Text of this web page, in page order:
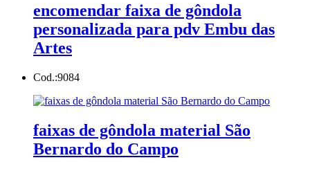
encomendar faixa de gôndola
personalizada para pdv Embu das
Artes
Cod.:9084
faixas de gôndola material São
Bernardo do Campo